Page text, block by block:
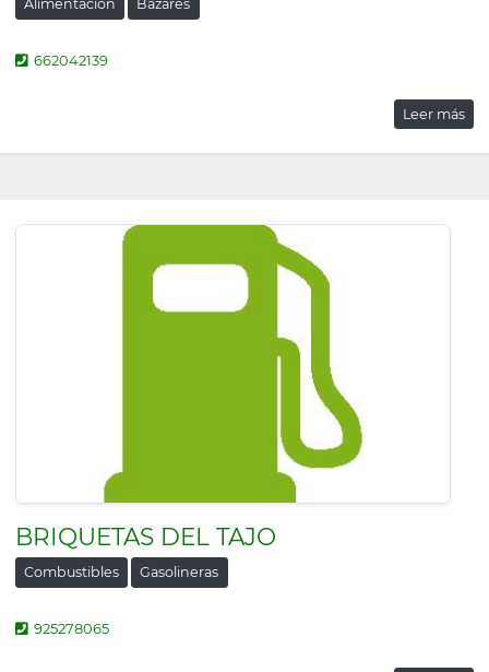
Alimentación Bazares
662042139
Leer más
BRIQUETAS DEL TAJO
Combustibles Gasolineras
925278065